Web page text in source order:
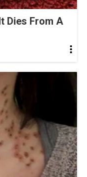
Dies From A